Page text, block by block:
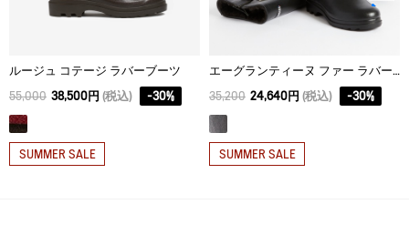
ルージュ コテージ ラバーブーツ
55,000 38,500円 (税込) -30%
SUMMER SALE
エーグランティーヌ ファー ラバーブーツ
35,200 24,640円 (税込) -30%
SUMMER SALE